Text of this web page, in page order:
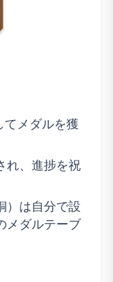
メダルを獲
れ、進捗を祝
）は自分で設
メダルテーブ